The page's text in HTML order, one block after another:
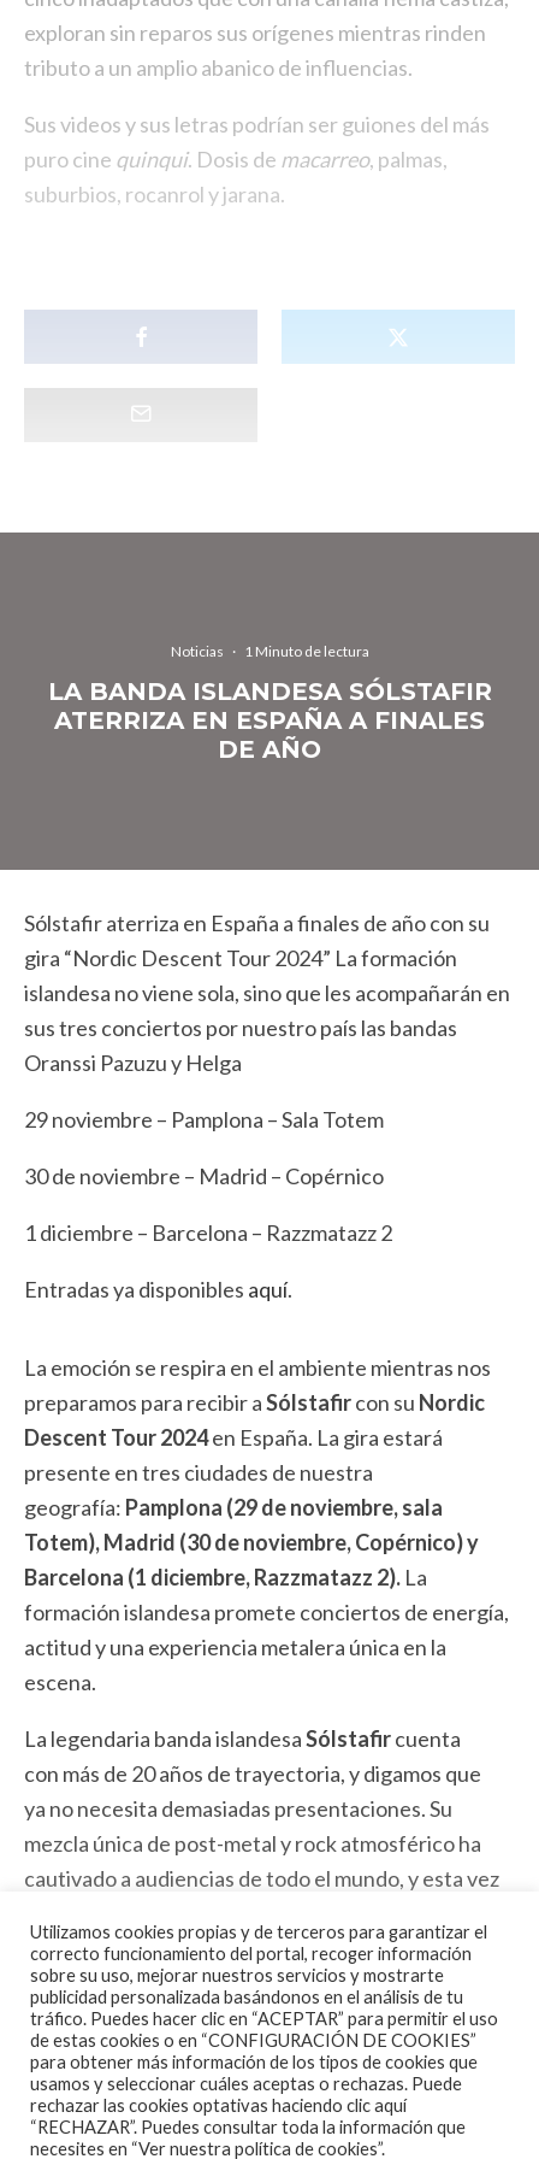
exploran sin reparos sus orígenes mientras rinden
tributo a un amplio abanico de influencias.
Sus videos y sus letras podrían ser guiones del más
puro cine quinqui. Dosis de macarreo, palmas,
suburbios, rocanrol y jarana.
Noticias · 1 Minuto de lectura
LA BANDA ISLANDESA SÓLSTAFIR
ATERRIZA EN ESPAÑA A FINALES
DE AÑO
Sólstafir aterriza en España a finales de año con su
gira “Nordic Descent Tour 2024” La formación
islandesa no viene sola, sino que les acompañarán en
sus tres conciertos por nuestro país las bandas
Oranssi Pazuzu y Helga
29 noviembre – Pamplona – Sala Totem
30 de noviembre – Madrid – Copérnico
1 diciembre – Barcelona – Razzmatazz 2
Entradas ya disponibles aquí.
La emoción se respira en el ambiente mientras nos
preparamos para recibir aSólstafircon su Nordic
Descent Tour 2024en España. La gira estará
presente en tres ciudades de nuestra
geografía: Pamplona (29 de noviembre, sala
Totem), Madrid (30 de noviembre, Copérnico) y
Barcelona (1 diciembre, Razzmatazz 2). La
formación islandesa promete conciertos de energía,
actitud y una experiencia metalera única en la
escena.
La legendaria banda islandesaSólstafircuenta
con más de 20 años de trayectoria, y digamos que
ya no necesita demasiadas presentaciones. Su
mezcla única de post-metal y rock atmosférico ha
cautivado a audiencias de todo el mundo, y esta vez
gira,Sólstafirlanzará su esperado octavo álbum de
estudio a finales de este año.
Acompañando aSólstafiren esta emocionante
travesía, tendremos a los finlandesesOranssi
Pazuzu, conocidos por su enfoque avant-garde del
metal extremo. Además, la banda sueco-
Utilizamos cookies propias y de terceros para garantizar el
correcto funcionamiento del portal, recoger información
sobre su uso, mejorar nuestros servicios y mostrarte
publicidad personalizada basándonos en el análisis de tu
tráfico. Puedes hacer clic en “ACEPTAR” para permitir el uso
de estas cookies o en “CONFIGURACIÓN DE COOKIES”
para obtener más información de los tipos de cookies que
usamos y seleccionar cuáles aceptas o rechazas. Puede
rechazar las cookies optativas haciendo clic aquí
“RECHAZAR”. Puedes consultar toda la información que
necesites en “Ver nuestra política de cookies”.